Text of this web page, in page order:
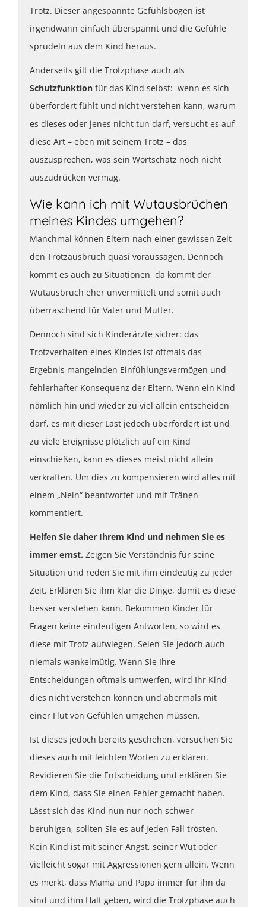
Trotz. Dieser angespannte Gefühlsbogen ist
irgendwann einfach überspannt und die Gefühle
sprudeln aus dem Kind heraus.
Anderseits gilt die Trotzphase auch als
Schutzfunktion für das Kind selbst: wenn es sich
überfordert fühlt und nicht verstehen kann, warum
es dieses oder jenes nicht tun darf, versucht es auf
diese Art – eben mit seinem Trotz – das
auszusprechen, was sein Wortschatz noch nicht
auszudrücken vermag.
Wie kann ich mit Wutausbrüchen
meines Kindes umgehen?
Manchmal können Eltern nach einer gewissen Zeit
den Trotzausbruch quasi voraussagen. Dennoch
kommt es auch zu Situationen, da kommt der
Wutausbruch eher unvermittelt und somit auch
überraschend für Vater und Mutter.
Dennoch sind sich Kinderärzte sicher: das
Trotzverhalten eines Kindes ist oftmals das
Ergebnis mangelnden Einfühlungsvermögen und
fehlerhafter Konsequenz der Eltern. Wenn ein Kind
nämlich hin und wieder zu viel allein entscheiden
darf, es mit dieser Last jedoch überfordert ist und
zu viele Ereignisse plötzlich auf ein Kind
einschießen, kann es dieses meist nicht allein
verkraften. Um dies zu kompensieren wird alles mit
einem „Nein“ beantwortet und mit Tränen
kommentiert.
Helfen Sie daher Ihrem Kind und nehmen Sie es
immer ernst. Zeigen Sie Verständnis für seine
Situation und reden Sie mit ihm eindeutig zu jeder
Zeit. Erklären Sie ihm klar die Dinge, damit es diese
besser verstehen kann. Bekommen Kinder für
Fragen keine eindeutigen Antworten, so wird es
diese mit Trotz aufwiegen. Seien Sie jedoch auch
niemals wankelmütig. Wenn Sie Ihre
Entscheidungen oftmals umwerfen, wird Ihr Kind
dies nicht verstehen können und abermals mit
einer Flut von Gefühlen umgehen müssen.
Ist dieses jedoch bereits geschehen, versuchen Sie
dieses auch mit leichten Worten zu erklären.
Revidieren Sie die Entscheidung und erklären Sie
dem Kind, dass Sie einen Fehler gemacht haben.
Lässt sich das Kind nun nur noch schwer
beruhigen, sollten Sie es auf jeden Fall trösten.
Kein Kind ist mit seiner Angst, seiner Wut oder
vielleicht sogar mit Aggressionen gern allein. Wenn
es merkt, dass Mama und Papa immer für ihn da
sind und ihm Halt geben, wird die Trotzphase auch